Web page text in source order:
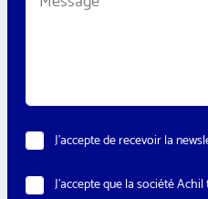
N
e
w
s
J’accepte de recevoir la
R J’accepte que la société